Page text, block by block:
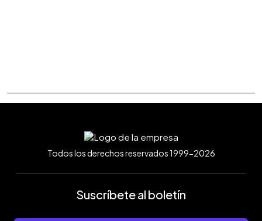
Todos los derechos reservados 1999-2026
Suscríbete al boletín